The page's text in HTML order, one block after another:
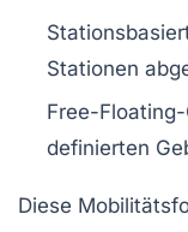
Stationen
Free-
definierten
Diese